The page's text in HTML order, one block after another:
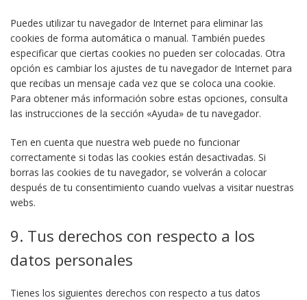
Puedes utilizar tu navegador de Internet para eliminar las
cookies de forma automática o manual. También puedes
especificar que ciertas cookies no pueden ser colocadas. Otra
opción es cambiar los ajustes de tu navegador de Internet para
que recibas un mensaje cada vez que se coloca una cookie.
Para obtener más información sobre estas opciones, consulta
las instrucciones de la sección «Ayuda» de tu navegador.
Ten en cuenta que nuestra web puede no funcionar
correctamente si todas las cookies están desactivadas. Si
borras las cookies de tu navegador, se volverán a colocar
después de tu consentimiento cuando vuelvas a visitar nuestras
webs.
9. Tus derechos con respecto a los
datos personales
Tienes los siguientes derechos con respecto a tus datos